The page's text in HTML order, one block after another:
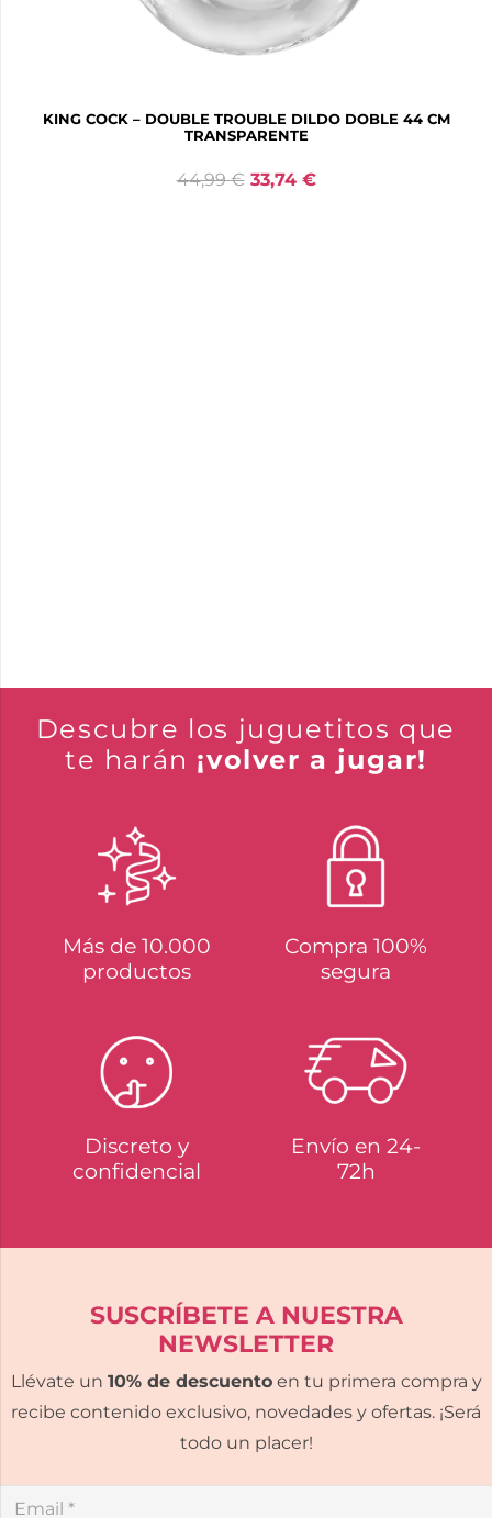
KING COCK – DOUBLE TROUBLE DILDO DOBLE 44 CM
TRANSPARENTE
44,99€ 33,74 €
Descubre los juguetitos que
te harán ¡volver a jugar!
Más de 10.000
productos
Compra 100%
segura
Discreto y
confidencial
Envío en 24-
72h
SUSCRÍBETE A NUESTRA
NEWSLETTER
Llévate un 10% de descuentoen tu primera compra y
recibe contenido exclusivo, novedades y ofertas. ¡Será
todo un placer!